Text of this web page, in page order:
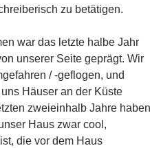
zu betätigen.
war das letzte halbe Jahr
unserer Seite geprägt. Wir
/ -geflogen, und
Häuser an der Küste
zweieinhalb Jahre haben
Haus zwar cool,
die vor dem Haus